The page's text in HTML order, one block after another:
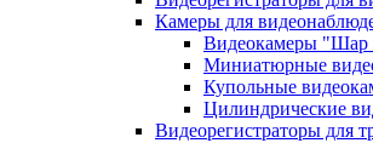
Камеры для
Видеокамеры "Шар
Миниатюрные
Купольные
Цилиндрические
Видеорегистраторы для